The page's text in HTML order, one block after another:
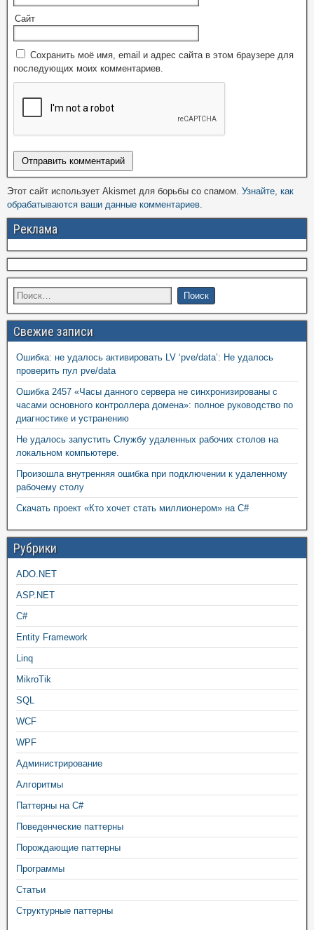
Сайт
Сохранить моё имя, email и адрес сайта в этом браузере для
последующих моих комментариев.
Этот сайт использует Akismet для борьбы со спамом. Узнайте, как
обрабатываются ваши данные комментариев.
Реклама
Свежие записи
Ошибка: не удалось активировать LV ‘pve/data’: Не удалось
проверить пул pve/data
Ошибка 2457 «Часы данного сервера не синхронизированы с
часами основного контроллера домена»: полное руководство по
диагностике и устранению
Не удалось запустить Службу удаленных рабочих столов на
локальном компьютере.
Произошла внутренняя ошибка при подключении к удаленному
рабочему столу
Скачать проект «Кто хочет стать миллионером» на C#
Рубрики
ADO.NET
ASP.NET
C#
Entity Framework
Linq
MikroTik
SQL
WCF
WPF
Администрирование
Алгоритмы
Паттерны на C#
Поведенческие паттерны
Порождающие паттерны
Программы
Статьи
Структурные паттерны